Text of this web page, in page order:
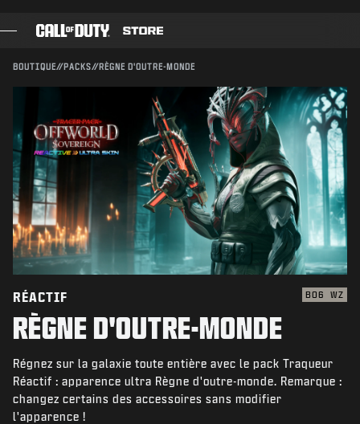
PASSE DE COMBAT
BLACK CELL
POINTS COD
BOUTIQUE D'ÉQUIPEMENT
COMBAT BUILDS
JEUX
ACTUS
BOUTIQUE
BOUTIQUE//PACKS//RÈGNE D'OUTRE-MONDE
Compatible avec :
CONFIRMER L'ACHAT
ANNULER
Activision peut mettre à jour, remplacer ou supprimer
ce contenu en jeu à tout moment.
RÉACTIF BO6 WZ
RÈGNE D'OUTRE-MONDE
Régnez sur la galaxie toute entière avec le pack Traqueur
Réactif : apparence ultra Règne d'outre-monde. Remarque :
changez certains des accessoires sans modifier
l'apparence !